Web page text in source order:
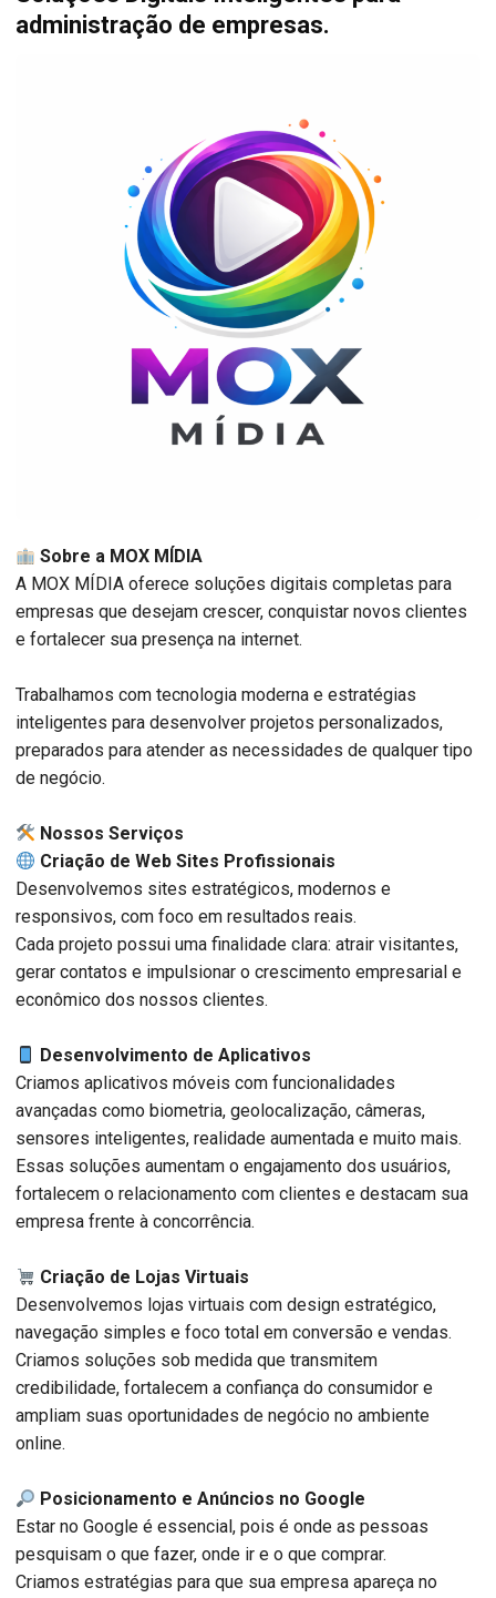
administração de empresas.
Sobre a MOX MÍDIA
A MOX MÍDIA oferece soluções digitais completas para
empresas que desejam crescer, conquistar novos clientes
e fortalecer sua presença na internet.
Trabalhamos com tecnologia moderna e estratégias
inteligentes para desenvolver projetos personalizados,
preparados para atender as necessidades de qualquer tipo
de negócio.
️ Nossos Serviços
Criação de Web Sites Profissionais
Desenvolvemos sites estratégicos, modernos e
responsivos, com foco em resultados reais.
Cada projeto possui uma finalidade clara: atrair visitantes,
gerar contatos e impulsionar o crescimento empresarial e
econômico dos nossos clientes.
Desenvolvimento de Aplicativos
Criamos aplicativos móveis com funcionalidades
avançadas como biometria, geolocalização, câmeras,
sensores inteligentes, realidade aumentada e muito mais.
Essas soluções aumentam o engajamento dos usuários,
fortalecem o relacionamento com clientes e destacam sua
empresa frente à concorrência.
Criação de Lojas Virtuais
Desenvolvemos lojas virtuais com design estratégico,
navegação simples e foco total em conversão e vendas.
Criamos soluções sob medida que transmitem
credibilidade, fortalecem a confiança do consumidor e
ampliam suas oportunidades de negócio no ambiente
online.
Posicionamento e Anúncios no Google
Estar no Google é essencial, pois é onde as pessoas
pesquisam o que fazer, onde ir e o que comprar.
Criamos estratégias para que sua empresa apareça no